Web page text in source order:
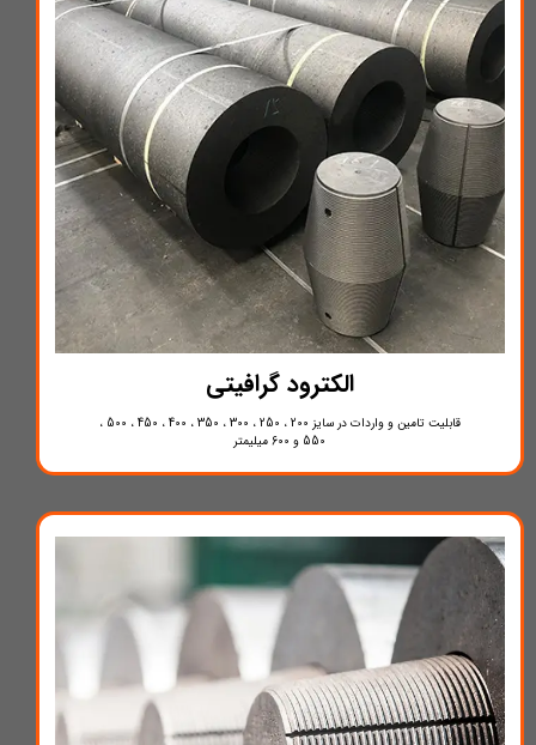
الکترود گرافیتی
قابلیت تامین و واردات در سایز 200 ، 250 ، 300 ، 350 ، 400 ، 450 ، 500 ،
550 و 600 میلیمتر